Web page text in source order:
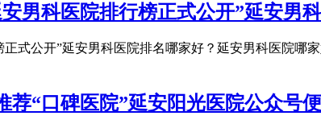
男科医院排行榜正式公开”延安男
式公开”延安男科医院排名哪家好？延安男科医院哪
“口碑医院”延安阳光医院公众号